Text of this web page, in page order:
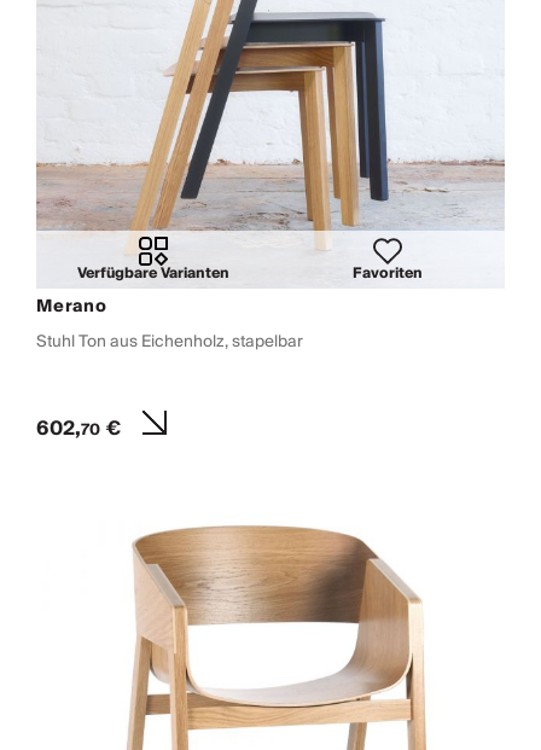
Verfügbare Varianten Favoriten
Merano
Stuhl Ton aus Eichenholz, stapelbar
602,70€